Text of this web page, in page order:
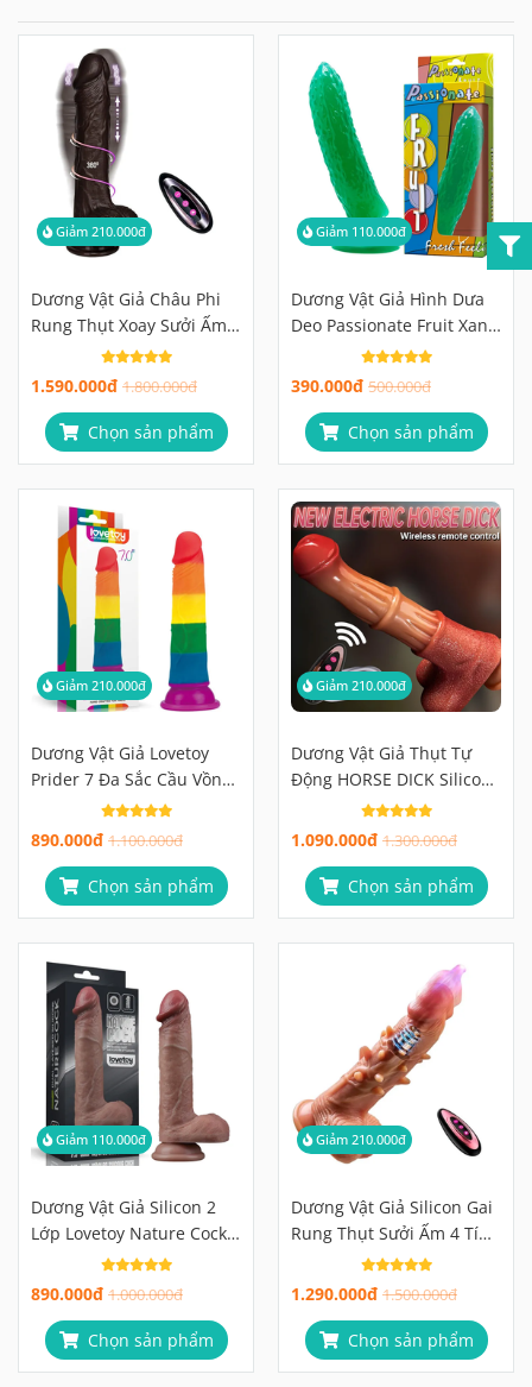
Giảm 210.000đ
Dương Vật Giả Châu Phi
Rung Thụt Xoay Sưởi Ấm 4
Trong 1, Điều Khiển Từ Xa
1.590.000đ 1.800.000đ
Chọn sản phẩm
Giảm 110.000đ
Dương Vật Giả Hình Dưa
Deo Passionate Fruit Xanh
Lá, Đế Hút Mạnh
390.000đ 500.000đ
Chọn sản phẩm
Giảm 210.000đ
Dương Vật Giả Lovetoy
Prider 7 Đa Sắc Cầu Vồng,
Đế Hút Mạnh
890.000đ 1.100.000đ
Chọn sản phẩm
Giảm 210.000đ
Dương Vật Giả Thụt Tự
Động HORSE DICK Silicon
1.090.000đ 1.300.000đ
Chọn sản phẩm
Giảm 110.000đ
Dương Vật Giả Silicon 2
Lớp Lovetoy Nature Cock
Trong Như Thật
890.000đ 1.000.000đ
Chọn sản phẩm
Giảm 210.000đ
Dương Vật Giả Silicon Gai
Rung Thụt Sưởi Ấm 4 Tính
Năng Trong 1, Điều Khiển
Xa
1.290.000đ 1.500.000đ
Chọn sản phẩm